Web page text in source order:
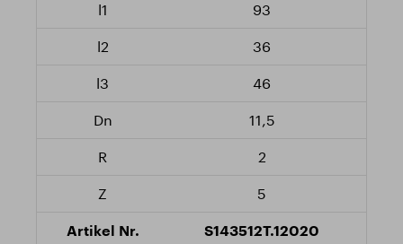
93
36
46
11,5
2
5
S143512T.12020